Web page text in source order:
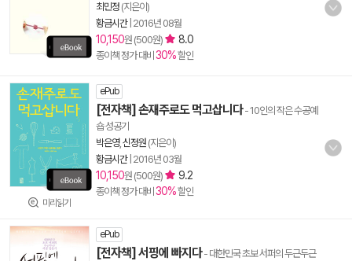
최민정 (지은이)
황금시간| 2016년 08월
10,150원 (500원) 8.0
종이책 정가 대비 30%할인
미리읽기
ePub
[전자책] 손재주로도 먹고삽니다- 10인의 작은 수공예
숍 성공기
박은영, 신정원 (지은이)
황금시간| 2016년 03월
10,150원 (500원) 9.2
종이책 정가 대비 30%할인
ePub
[전자책] 서핑에 빠지다- 대한민국 초보 서퍼의 두근두근